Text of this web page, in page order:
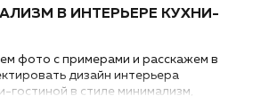
В ИНТЕРЬЕРЕ КУХНИ-
фото с примерами и расскажем в
дизайн интерьера
гостиной в стиле минимализм,